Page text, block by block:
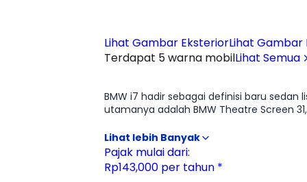
Lihat Gambar EksteriorLihat
Terdapat 5 warna mobilLihat Semua
BMW i7 hadir sebagai definisi baru
utamanya adalah BMW Theatre Screen
menghadirkan nuansa premium setara
gril iluminasi yang memberi kesan
peredaman kabin yang sangat senyap,
bergerak dengan standar hiburan,
Pajak mulai dari:
Rp143,000 per tahun *